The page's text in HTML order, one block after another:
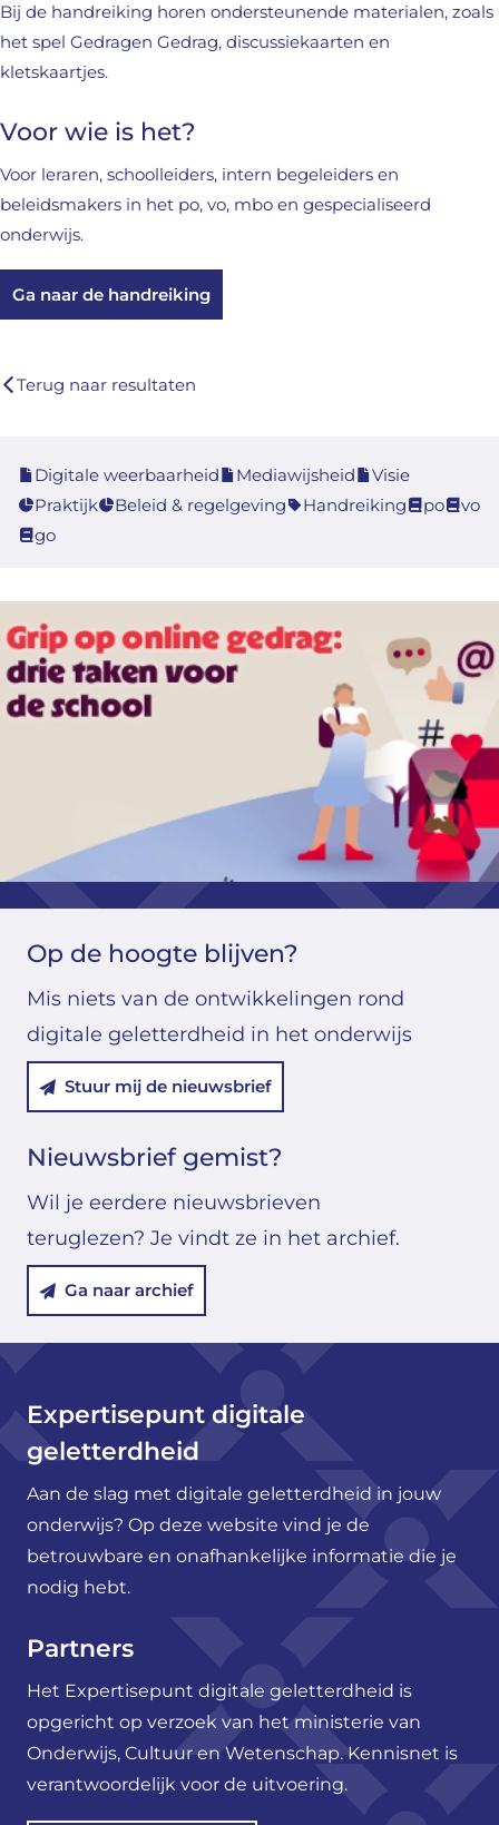
Bij de handreiking horen ondersteunende materialen, zoals
het spel Gedragen Gedrag, discussiekaarten en
kletskaartjes.
Voor wie is het?
Voor leraren, schoolleiders, intern begeleiders en
beleidsmakers in het po, vo, mbo en gespecialiseerd
onderwijs.
Ga naar de handreiking
Terug naar resultaten
Digitale weerbaarheid Mediawijsheid
Visie
Praktijk
Beleid & regelgeving Handreiking po
vo
go
Op de hoogte blijven?
Mis niets van de ontwikkelingen rond
digitale geletterdheid in het onderwijs
Stuur mij de nieuwsbrief
Nieuwsbrief gemist?
Wil je eerdere nieuwsbrieven
teruglezen? Je vindt ze in het archief.
Ga naar archief
Expertisepunt digitale
geletterdheid
Aan de slag met digitale geletterdheid in jouw
onderwijs? Op deze website vind je de
betrouwbare en onafhankelijke informatie die je
nodig hebt.
Partners
Het Expertisepunt digitale geletterdheid is
opgericht op verzoek van het ministerie van
Onderwijs, Cultuur en Wetenschap. Kennisnet is
verantwoordelijk voor de uitvoering.